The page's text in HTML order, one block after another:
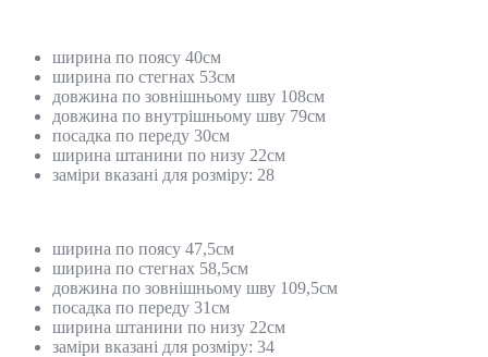
ширина по поясу 40см
ширина по стегнах 53см
довжина по зовнішньому шву 108см
довжина по внутрішньому шву 79см
посадка по переду 30см
ширина штанини по низу 22см
заміри вказані для розміру: 28
ширина по поясу 47,5см
ширина по стегнах 58,5см
довжина по зовнішньому шву 109,5см
посадка по переду 31см
ширина штанини по низу 22см
заміри вказані для розміру: 34